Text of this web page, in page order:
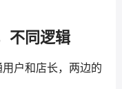
不同逻辑
户和店长，两边的